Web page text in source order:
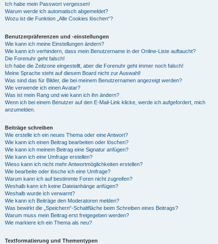
Ich habe mein Passwort vergessen!
Warum werde ich automatisch abgemeldet?
Wozu ist die Funktion „Alle Cookies löschen“?
Benutzerpräferenzen und -einstellungen
Wie kann ich meine Einstellungen ändern?
Wie kann ich verhindern, dass mein Benutzername in der Online-Liste auftaucht?
Die Forenuhr geht falsch!
Ich habe die Zeitzone eingestellt, aber die Forenuhr geht immer noch falsch!
Meine Sprache steht auf diesem Board nicht zur Auswahl!
Was sind das für Bilder, die bei meinem Benutzernamen angezeigt werden?
Wie verwende ich einen Avatar?
Was ist mein Rang und wie kann ich ihn ändern?
Wenn ich bei einem Benutzer auf den E-Mail-Link klicke, werde ich aufgefordert, mich
anzumelden.
Beiträge schreiben
Wie erstelle ich ein neues Thema oder eine Antwort?
Wie kann ich einen Beitrag bearbeiten oder löschen?
Wie kann ich meinem Beitrag eine Signatur anfügen?
Wie kann ich eine Umfrage erstellen?
Wieso kann ich nicht mehr Antwortmöglichkeiten erstellen?
Wie bearbeite oder lösche ich eine Umfrage?
Warum kann ich auf bestimmte Foren nicht zugreifen?
Weshalb kann ich keine Dateianhänge anfügen?
Weshalb wurde ich verwarnt?
Wie kann ich Beiträge den Moderatoren melden?
Was bewirkt die „Speichern“-Schaltfläche beim Schreiben eines Beitrags?
Warum muss mein Beitrag erst freigegeben werden?
Wie markiere ich ein Thema als neu?
Textformatierung und Thementypen